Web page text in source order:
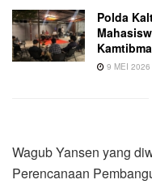
Polda
9 MEI 2026
Wagub Yansen yang
Perencanaan